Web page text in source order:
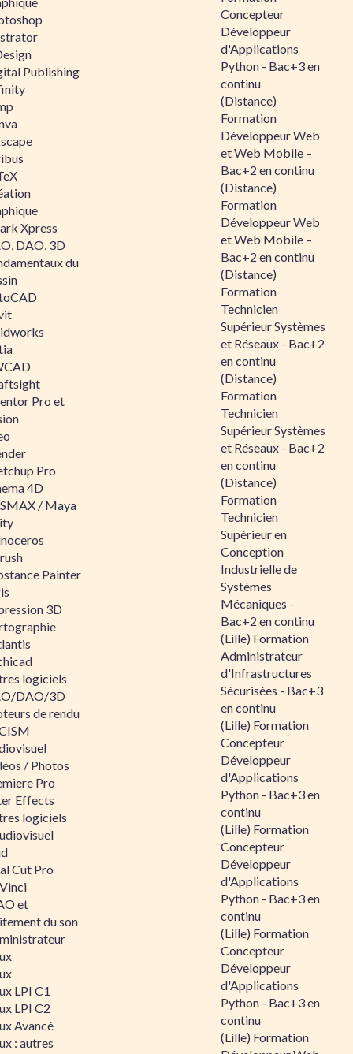
Publishing
Xpress
DAO, 3D
du
Pro et
Pro
4D
/ Maya
Painter
3D
logiciels
DAO/3D
de rendu
/ Photos
Pro
Effects
logiciels
Cut Pro
et
du son
LPI C1
LPI C2
Avancé
: autres
Concepteur
Développeur
d'Applications
Python - Bac+3 en
continu
(Distance)
Formation
Développeur Web
et Web Mobile –
Bac+2 en continu
(Distance)
Formation
Développeur Web
et Web Mobile –
Bac+2 en continu
(Distance)
Formation
Technicien
Supérieur Systèmes
et Réseaux - Bac+2
en continu
(Distance)
Formation
Technicien
Supérieur Systèmes
et Réseaux - Bac+2
en continu
(Distance)
Formation
Technicien
Supérieur en
Conception
Industrielle de
Systèmes
Mécaniques -
Bac+2 en continu
(Lille) Formation
Administrateur
d'Infrastructures
Sécurisées - Bac+3
en continu
(Lille) Formation
Concepteur
Développeur
d'Applications
Python - Bac+3 en
continu
(Lille) Formation
Concepteur
Développeur
d'Applications
Python - Bac+3 en
continu
(Lille) Formation
Concepteur
Développeur
d'Applications
Python - Bac+3 en
continu
(Lille) Formation